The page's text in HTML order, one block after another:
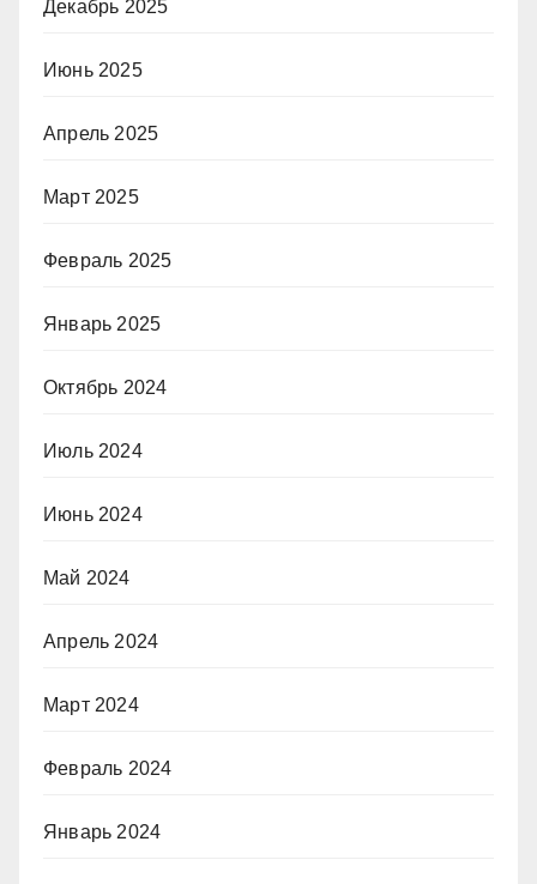
Декабрь 2025
Июнь 2025
Апрель 2025
Март 2025
Февраль 2025
Январь 2025
Октябрь 2024
Июль 2024
Июнь 2024
Май 2024
Апрель 2024
Март 2024
Февраль 2024
Январь 2024